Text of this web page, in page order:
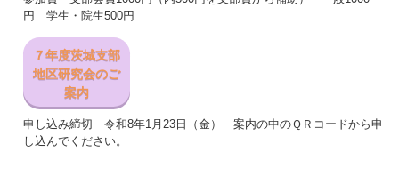
円 学生・院生500円
７年度茨城支部
地区研究会のご
案内
申し込み締切 令和8年1月23日（金） 案内の中のＱＲコードから申
し込んでください。